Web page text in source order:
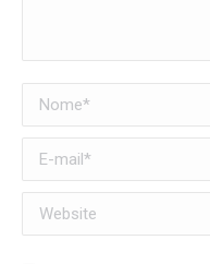
Nome *
E-mail *
Website